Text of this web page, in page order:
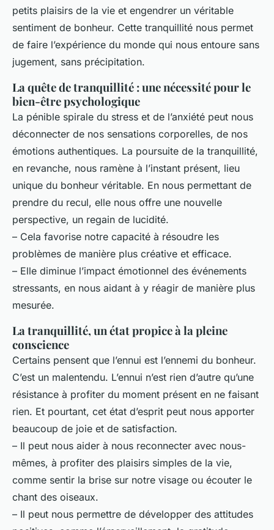
petits plaisirs de la vie et engendrer un véritable
sentiment de bonheur. Cette tranquillité nous permet
de faire l’expérience du monde qui nous entoure sans
jugement, sans précipitation.
La quête de tranquillité : une nécessité pour le
bien-être psychologique
La pénible spirale du stress et de l’anxiété peut nous
déconnecter de nos sensations corporelles, de nos
émotions authentiques. La poursuite de la tranquillité,
en revanche, nous ramène à l’instant présent, lieu
unique du bonheur véritable. En nous permettant de
prendre du recul, elle nous offre une nouvelle
perspective, un regain de lucidité.
– Cela favorise notre capacité à résoudre les
problèmes de manière plus créative et efficace.
– Elle diminue l’impact émotionnel des événements
stressants, en nous aidant à y réagir de manière plus
mesurée.
La tranquillité, un état propice à la pleine
conscience
Certains pensent que l’ennui est l’ennemi du bonheur.
C’est un malentendu. L’ennui n’est rien d’autre qu’une
résistance à profiter du moment présent en ne faisant
rien. Et pourtant, cet état d’esprit peut nous apporter
beaucoup de joie et de satisfaction.
– Il peut nous aider à nous reconnecter avec nous-
mêmes, à profiter des plaisirs simples de la vie,
comme sentir la brise sur notre visage ou écouter le
chant des oiseaux.
– Il peut nous permettre de développer des attitudes